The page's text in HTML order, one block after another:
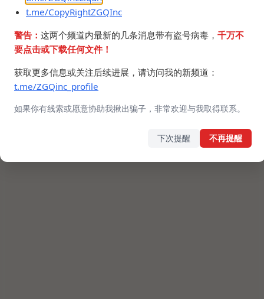
t.me/CopyRightZGQInc
警告： 这两个频道内最新的几条消息带有盗号病毒， 千万不
要点击或下载任何文件！
获取更多信息或关注后续进展，请访问我的新频道：
t.me/ZGQinc_profile
如果你有线索或愿意协助我揪出骗子，非常欢迎与我取得联系。
下次提醒 不再提醒